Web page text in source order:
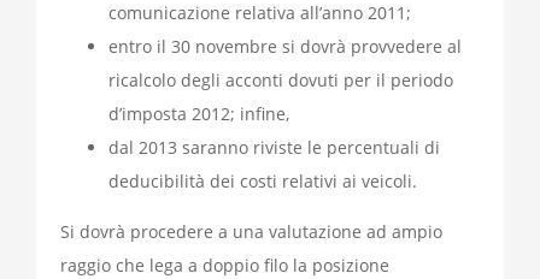
comunicazione relativa all’anno 2011;
entro il 30 novembre si dovrà provvedere al
ricalcolo degli acconti dovuti per il periodo
d’imposta 2012; infine,
dal 2013 saranno riviste le percentuali di
deducibilità dei costi relativi ai veicoli.
Si dovrà procedere a una valutazione ad ampio
raggio che lega a doppio filo la posizione